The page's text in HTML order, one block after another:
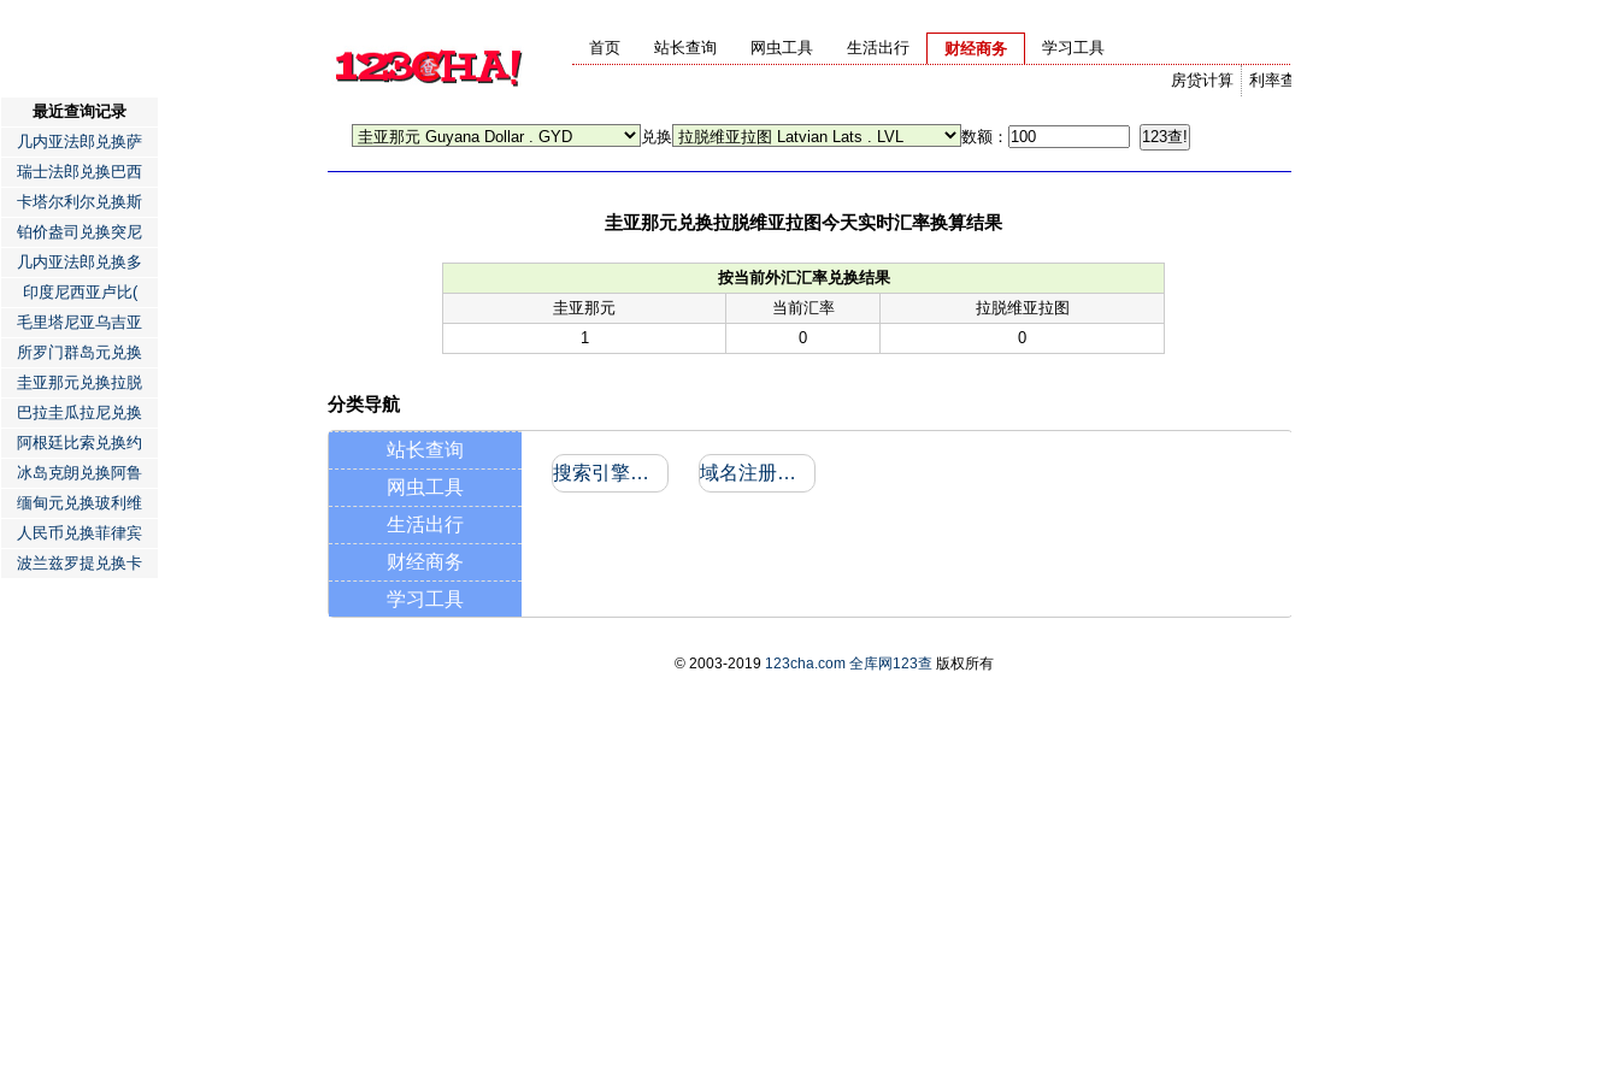
首页 站长查询 网虫工具 生活出行
财经商务
利率查询
房贷计算
学习工具
兑换 数额：
圭亚那元兑换拉脱维亚拉图今天实时汇率换算结果
按当前外汇汇率兑换结果
圭亚那元
当前汇率
拉脱维亚拉图
1
0 0
最近查询记录
几内亚法郎兑换萨
瑞士法郎兑换巴西
卡塔尔利尔兑换斯
铂价盎司兑换突尼
几内亚法郎兑换多
印度尼西亚卢比(
毛里塔尼亚乌吉亚
所罗门群岛元兑换
圭亚那元兑换拉脱
巴拉圭瓜拉尼兑换
阿根廷比索兑换约
冰岛克朗兑换阿鲁
缅甸元兑换玻利维
人民币兑换菲律宾
波兰兹罗提兑换卡
分类导航
站长查询
网虫工具
生活出行
财经商务
学习工具
搜索引擎收录和反向链接 域名注册信息
© 2003-2019 123cha.com 全库网123查版权所有